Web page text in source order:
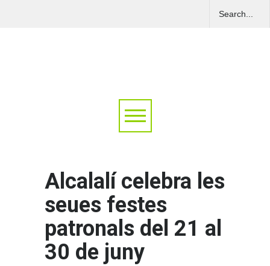
Alcalalí celebra les
seues festes
patronals del 21 al
30 de juny